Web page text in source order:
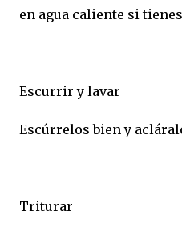
en agua caliente si
Escurrir y lavar
Escúrrelos bien y
Triturar